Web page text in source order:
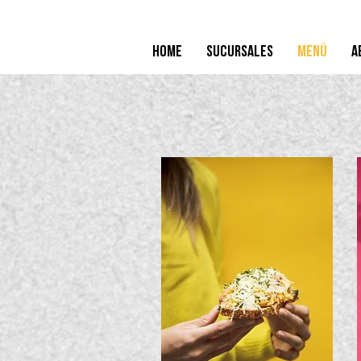
Home Sucursales Menú